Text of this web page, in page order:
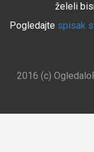
želeli
Pogledajte spisak
2016 (c)